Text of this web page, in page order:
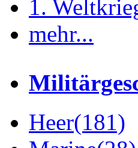
1.
mehr...
Heer(181)